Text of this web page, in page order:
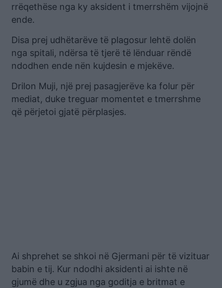
rrëqethëse nga ky aksident i tmerrshëm vijojnë
ende.
Disa prej udhëtarëve të plagosur lehtë dolën
nga spitali, ndërsa të tjerë të lënduar rëndë
ndodhen ende nën kujdesin e mjekëve.
Drilon Muji, një prej pasagjerëve ka folur për
mediat, duke treguar momentet e tmerrshme
që përjetoi gjatë përplasjes.
Ai shprehet se shkoi në Gjermani për të vizituar
babin e tij. Kur ndodhi aksidenti ai ishte në
gjumë dhe u zgjua nga goditja e britmat e